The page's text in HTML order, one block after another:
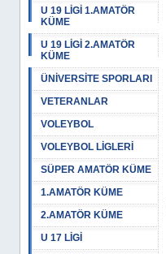
U 19 LİGİ 1.AMATÖR
KÜME
U 19 LİGİ 2.AMATÖR
KÜME
ÜNİVERSİTE SPORLARI
VETERANLAR
VOLEYBOL
VOLEYBOL LİGLERİ
SÜPER AMATÖR KÜME
1.AMATÖR KÜME
2.AMATÖR KÜME
U 17 LİGİ